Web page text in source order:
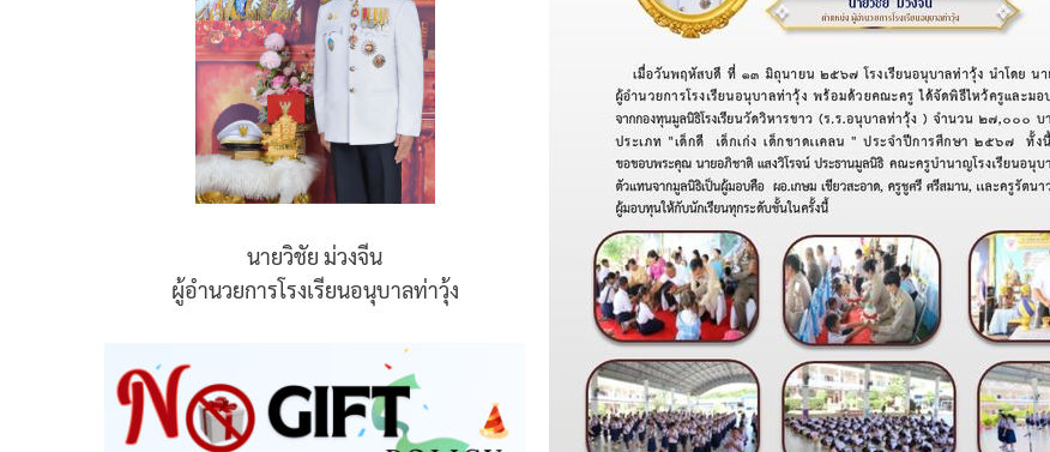
นายวิชัย ม่วงจีน
ผู้อำนวยการโรงเรียนอนุบาลท่าวุ้ง